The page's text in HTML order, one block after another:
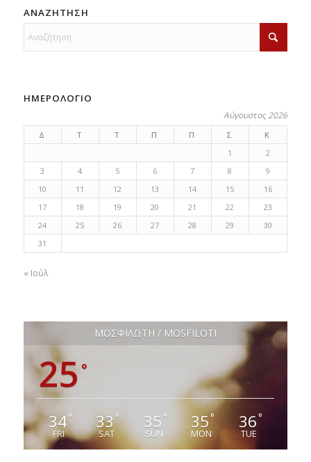
ΑΝΑΖΗΤΗΣΗ
ΗΜΕΡΟΛΟΓΙΟ
Αύγουστος 2026
Δ Τ Τ Π Π Σ
Κ
1
2
3
4 5 6 7 8
9
10
11 12 13 14 15
16
17
18 19 20 21 22
23
24
25 26 27 28 29
30
31
« Ιούλ
ΜΟΣΦΙΛΩΤΗ / MOSFILOTI
25 °
34°
FRI
33°
SAT
35 °
SUN
35 °
MON
36°
TUE